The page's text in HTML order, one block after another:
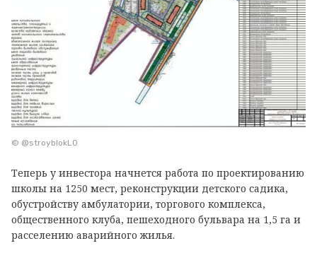
© @stroyblokLO
Теперь у инвестора начнется работа по проектированию
школы на 1250 мест, реконструкции детского садика,
обустройству амбулатории, торгового комплекса,
общественного клуба, пешеходного бульвара на 1,5 га и
расселению аварийного жилья.